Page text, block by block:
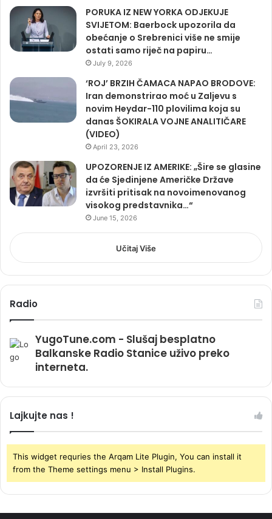
PORUKA IZ NEW YORKA ODJEKUJE
SVIJETOM: Baerbock upozorila da
obećanje o Srebrenici više ne smije
ostati samo riječ na papiru…
July 9, 2026
‘ROJ’ BRZIH ČAMACA NAPAO BRODOVE:
Iran demonstrirao moć u Zaljevu s
novim Heydar-110 plovilima koja su
danas ŠOKIRALA VOJNE ANALITIČARE
(VIDEO)
April 23, 2026
UPOZORENJE IZ AMERIKE: „Šire se glasine
da će Sjedinjene Američke Države
izvršiti pritisak na novoimenovanog
visokog predstavnika…“
June 15, 2026
Učitaj Više
Radio
YugoTune.com - Slušaj besplatno
Balkanske Radio Stanice uživo preko
interneta.
Lajkujte nas !
This widget requries the Arqam Lite Plugin, You can install it
from the Theme settings menu > Install Plugins.